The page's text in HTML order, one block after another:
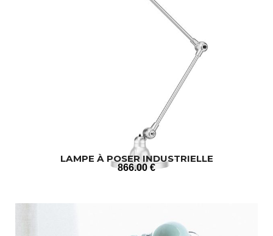
LAMPE À POSER INDUSTRIELLE
866.00 €